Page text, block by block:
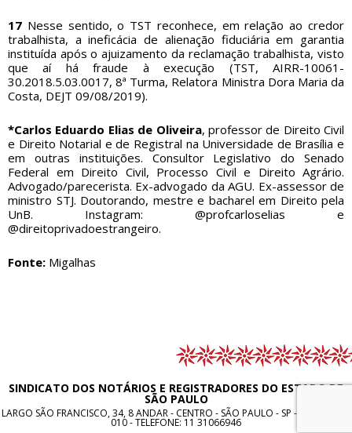
17 Nesse sentido, o TST reconhece, em relação ao credor
trabalhista, a ineficácia de alienação fiduciária em garantia
instituída após o ajuizamento da reclamação trabalhista, visto
que aí há fraude à execução (TST, AIRR-10061-
30.2018.5.03.0017, 8ª Turma, Relatora Ministra Dora Maria da
Costa, DEJT 09/08/2019).
*Carlos Eduardo Elias de Oliveira, professor de Direito Civil
e Direito Notarial e de Registral na Universidade de Brasília e
em outras instituições. Consultor Legislativo do Senado
Federal em Direito Civil, Processo Civil e Direito Agrário.
Advogado/parecerista. Ex-advogado da AGU. Ex-assessor de
ministro STJ. Doutorando, mestre e bacharel em Direito pela
UnB. Instagram: @profcarloselias e
@direitoprivadoestrangeiro.
Fonte: Migalhas
SINDICATO DOS NOTÁRIOS E REGISTRADORES DO ESTADO DE
SÃO PAULO
LARGO SÃO FRANCISCO, 34, 8 ANDAR - CENTRO - SÃO PAULO - SP - CEP: 01005-
010 - TELEFONE: 11 31066946